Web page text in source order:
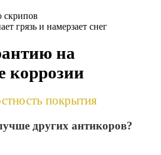
скрипов
грязь и намерзает снег
на
коррозии
покрытия
других антикоров?